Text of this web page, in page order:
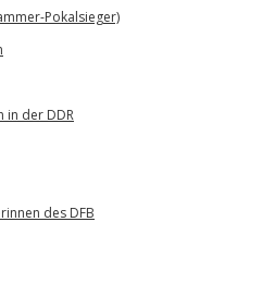
Pokalsieger)
in der DDR
des DFB